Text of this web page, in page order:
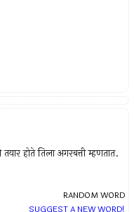
होते तिला अगरबत्ती म्हणतात.
RANDOM WORD
SUGGEST A NEW WORD!